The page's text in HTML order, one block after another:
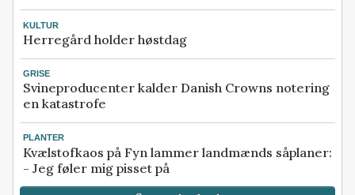
KULTUR
Herregård holder høstdag
GRISE
Svineproducenter kalder Danish Crowns notering
en katastrofe
PLANTER
Kvælstofkaos på Fyn lammer landmænds såplaner:
- Jeg føler mig pisset på